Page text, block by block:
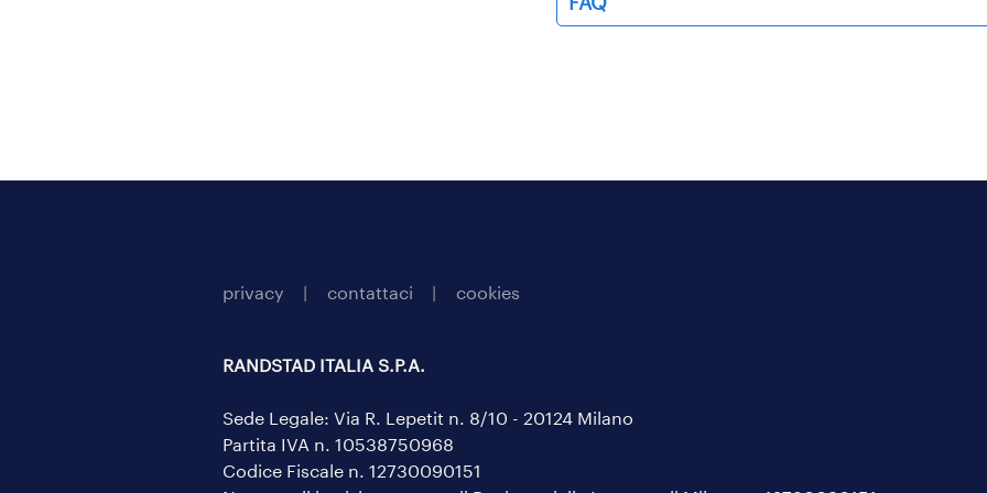
privacy contattaci cookies
RANDSTAD ITALIA S.P.A.
Sede Legale: Via R. Lepetit n. 8/10 - 20124 Milano
Partita IVA n. 10538750968
Codice Fiscale n. 12730090151